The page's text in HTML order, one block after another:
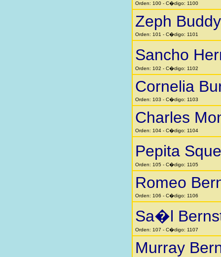
Orden: 100 - C�digo: 1100
Zeph
Orden: 101 - C�digo: 1101
Sancho
Orden: 102 - C�digo: 1102
Cornelia
Orden: 103 - C�digo: 1103
Charles
Orden: 104 - C�digo: 1104
Pepita
Orden: 105 - C�digo: 1105
Romeo
Orden: 106 - C�digo: 1106
Sa�l
Orden: 107 - C�digo: 1107
Murray